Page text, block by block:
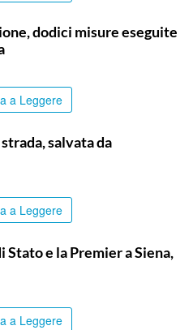
dodici misure eseguite
a Leggere
salvata da
a Leggere
e la Premier a Siena,
a Leggere